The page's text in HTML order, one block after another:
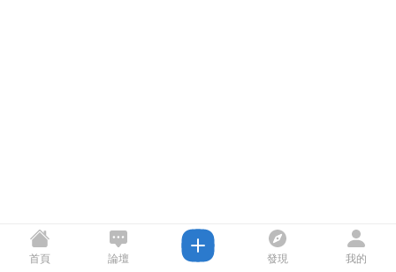
首頁 論壇 發現 我的